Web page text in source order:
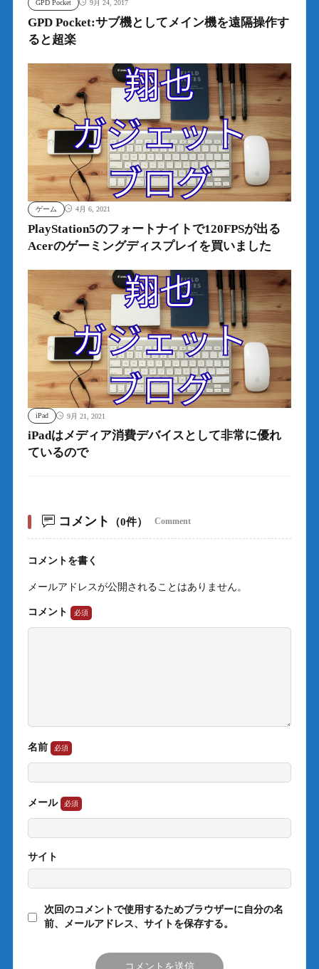
GPD Pocket 9月 24, 2017
GPD Pocket:サブ機としてメイン機を遠隔操作す
ると超楽
ゲーム 4月 6, 2021
PlayStation5のフォートナイトで120FPSが出る
Acerのゲーミングディスプレイを買いました
iPad 9月 21, 2021
iPadはメディア消費デバイスとして非常に優れ
ているので
コメント （0件） Comment
コメントを書く
メールアドレスが公開されることはありません。
コメント
名前
メール
サイト
次回のコメントで使用するためブラウザーに自分の名
前、メールアドレス、サイトを保存する。